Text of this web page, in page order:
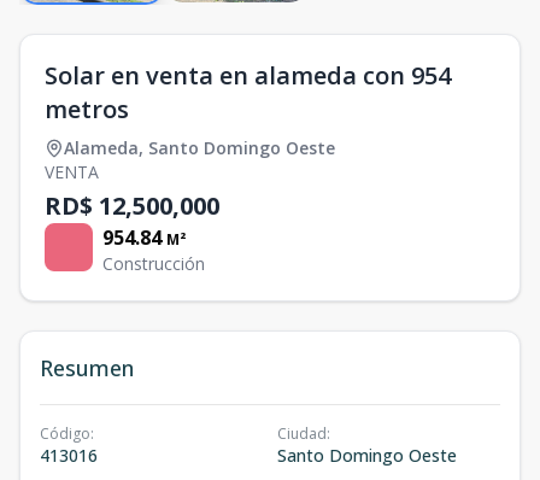
Solar en venta en alameda con 954
metros
Alameda, Santo Domingo Oeste
VENTA
RD$ 12,500,000
954.84 M²
Construcción
Resumen
Código:
413016
Ciudad:
Santo Domingo Oeste